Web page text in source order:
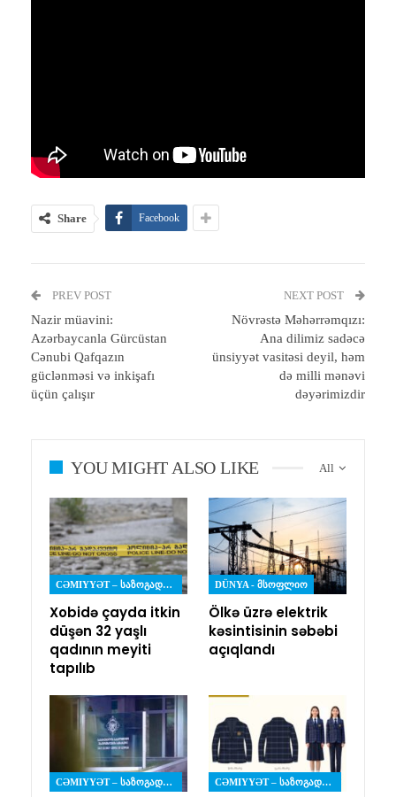
Share Facebook
PREV POST
Nazir müavini:
Azərbaycanla Gürcüstan
Cənubi Qafqazın
güclənməsi və inkişafı
üçün çalışır
NEXT POST
Növrəstə Məhərrəmqızı:
Ana dilimiz sadəcə
ünsiyyət vasitəsi deyil, həm
də milli mənəvi
dəyərimizdir
All
YOU MIGHT ALSO LIKE
CƏMIYYƏT – ᲡᲐᲖᲝᲒᲐᲓᲝᲔᲑᲐ
Xobidə çayda itkin
düşən 32 yaşlı
qadının meyiti
tapılıb
DÜNYA - ᲛᲡᲝᲤᲚᲘᲝ
Ölkə üzrə elektrik
kəsintisinin səbəbi
açıqlandı
CƏMIYYƏT – ᲡᲐᲖᲝᲒᲐᲓᲝᲔᲑᲐ CƏMIYYƏT – ᲡᲐᲖᲝᲒᲐᲓᲝᲔᲑᲐ